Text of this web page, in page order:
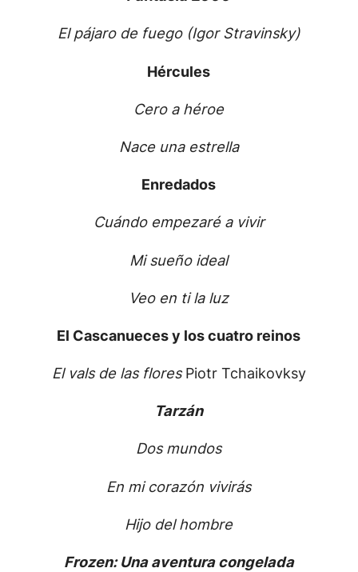
El pájaro de fuego (Igor Stravinsky)
Hércules
Cero a héroe
Nace una estrella
Enredados
Cuándo empezaré a vivir
Mi sueño ideal
Veo en ti la luz
El Cascanueces y los cuatro reinos
El vals de las floresPiotr Tchaikovksy
Tarzán
Dos mundos
En mi corazón vivirás
Hijo del hombre
Frozen: Una aventura congelada